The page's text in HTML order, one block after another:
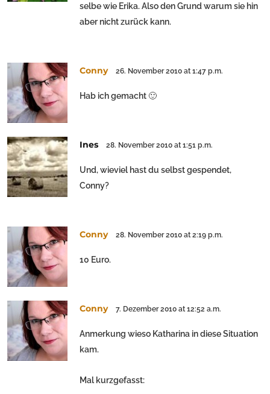
selbe wie Erika. Also den Grund warum sie hin
aber nicht zurück kann.
Conny 26. November 2010 at 1:47 p.m.
Hab ich gemacht 🙂
Ines 28. November 2010 at 1:51 p.m.
Und, wieviel hast du selbst gespendet,
Conny?
Conny 28. November 2010 at 2:19 p.m.
10 Euro.
Conny 7. Dezember 2010 at 12:52 a.m.
Anmerkung wieso Katharina in diese Situation
kam.
Mal kurzgefasst: